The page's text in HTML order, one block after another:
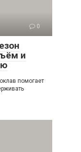
0
и
помогает